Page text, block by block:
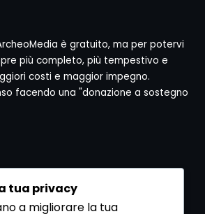
è gratuito, ma per potervi
più completo, più tempestivo e
costi e maggior impegno.
facendo una "donazione a sostegno
tua privacy
a migliorare la tua